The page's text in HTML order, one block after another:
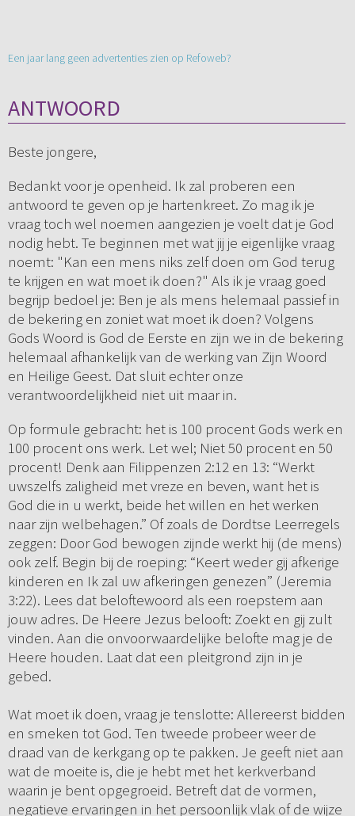
Een jaar lang geen advertenties zien op Refoweb?
ANTWOORD
Beste jongere,
Bedankt voor je openheid. Ik zal proberen een
antwoord te geven op je hartenkreet. Zo mag ik je
vraag toch wel noemen aangezien je voelt dat je God
nodig hebt. Te beginnen met wat jij je eigenlijke vraag
noemt: "Kan een mens niks zelf doen om God terug
te krijgen en wat moet ik doen?" Als ik je vraag goed
begrijp bedoel je: Ben je als mens helemaal passief in
de bekering en zoniet wat moet ik doen? Volgens
Gods Woord is God de Eerste en zijn we in de bekering
helemaal afhankelijk van de werking van Zijn Woord
en Heilige Geest. Dat sluit echter onze
verantwoordelijkheid niet uit maar in.
Op formule gebracht: het is 100 procent Gods werk en
100 procent ons werk. Let wel; Niet 50 procent en 50
procent! Denk aan Filippenzen 2:12 en 13: “Werkt
uwszelfs zaligheid met vreze en beven, want het is
God die in u werkt, beide het willen en het werken
naar zijn welbehagen.” Of zoals de Dordtse Leerregels
zeggen: Door God bewogen zijnde werkt hij (de mens)
ook zelf. Begin bij de roeping: “Keert weder gij afkerige
kinderen en Ik zal uw afkeringen genezen” (Jeremia
3:22). Lees dat beloftewoord als een roepstem aan
jouw adres. De Heere Jezus belooft: Zoekt en gij zult
vinden. Aan die onvoorwaardelijke belofte mag je de
Heere houden. Laat dat een pleitgrond zijn in je
gebed.
Wat moet ik doen, vraag je tenslotte: Allereerst bidden
en smeken tot God. Ten tweede probeer weer de
draad van de kerkgang op te pakken. Je geeft niet aan
wat de moeite is, die je hebt met het kerkverband
waarin je bent opgegroeid. Betreft dat de vormen,
negatieve ervaringen in het persoonlijk vlak of de wijze